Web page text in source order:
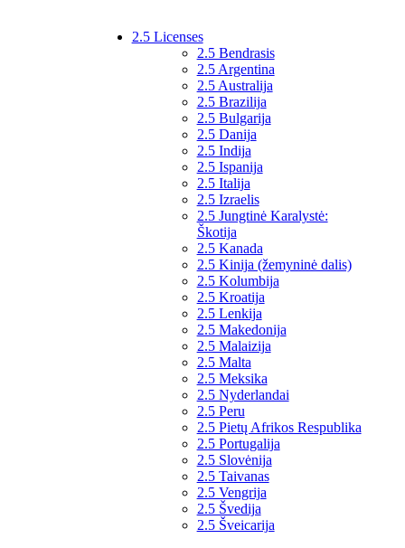
2.5 Licenses
2.5 Bendrasis
2.5 Argentina
2.5 Australija
2.5 Brazilija
2.5 Bulgarija
2.5 Danija
2.5 Indija
2.5 Ispanija
2.5 Italija
2.5 Izraelis
2.5 Jungtinė Karalystė:
Škotija
2.5 Kanada
2.5 Kinija (žemyninė dalis)
2.5 Kolumbija
2.5 Kroatija
2.5 Lenkija
2.5 Makedonija
2.5 Malaizija
2.5 Malta
2.5 Meksika
2.5 Nyderlandai
2.5 Peru
2.5 Pietų Afrikos Respublika
2.5 Portugalija
2.5 Slovėnija
2.5 Taivanas
2.5 Vengrija
2.5 Švedija
2.5 Šveicarija